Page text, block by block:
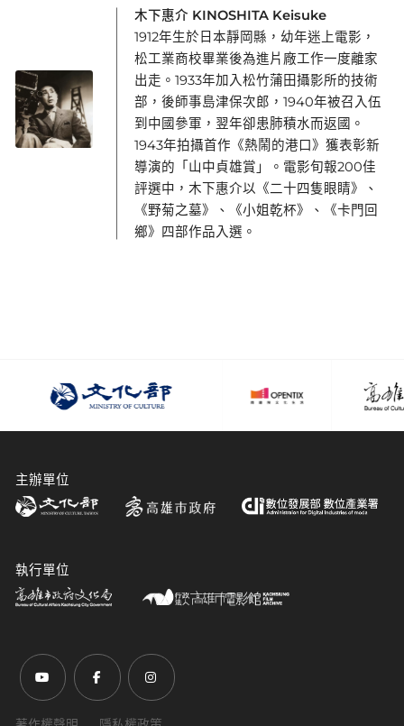
木下惠介 KINOSHITA Keisuke
1912年生於日本靜岡縣，幼年迷上電影，
松工業商校畢業後為進片廠工作一度離家
出走。1933年加入松竹蒲田攝影所的技術
部，後師事島津保次郎，1940年被召入伍
到中國參軍，翌年卻患肺積水而返國。
1943年拍攝首作《熱鬧的港口》獲表彰新
導演的「山中貞雄賞」。電影旬報200佳
評選中，木下惠介以《二十四隻眼睛》、
《野菊之墓》、《小姐乾杯》、《卡門回
鄉》四部作品入選。
主辦單位
執行單位
前往Youtube頻道(另開新視窗)
前往Facebook粉絲團(另開新視窗)
前往Instagram粉絲團(另開新視窗)